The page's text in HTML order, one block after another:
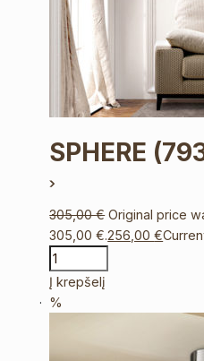
SPHERE
305,00€ Original price
305,00 €.256,00€
Į krepšelį
%